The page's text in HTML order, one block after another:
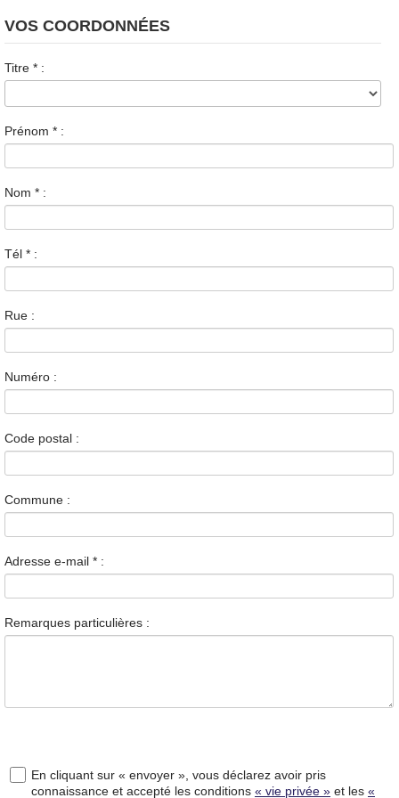
VOS COORDONNÉES
Titre * :
Prénom * :
Nom * :
Tél * :
Rue :
Numéro :
Code postal :
Commune :
Adresse e-mail * :
Remarques particulières :
En cliquant sur « envoyer », vous déclarez avoir pris
connaissance et accepté les conditions « vie privée » et les «